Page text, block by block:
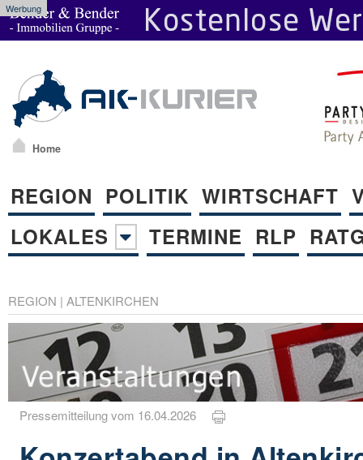
Werbung
Home
REGION POLITIK WIRTSCHAFT
LOKALES
TERMINE RLP
REGION | ALTENKIRCHEN
Pressemitteilung vom 16.04.2026